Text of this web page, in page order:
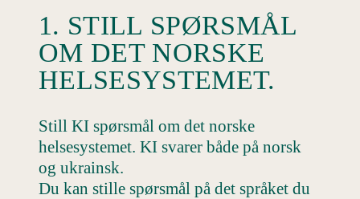
1. STILL SPØRSMÅL
OM DET NORSKE
HELSESYSTEMET.
Still KI spørsmål om det norske
helsesystemet. KI svarer både på norsk
og ukrainsk.
Du kan stille spørsmål på det språket du